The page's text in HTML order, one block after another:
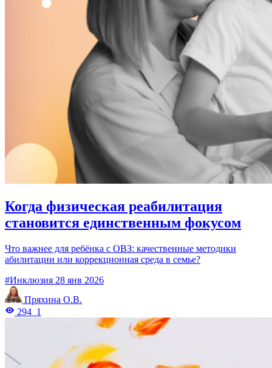
Когда физическая реабилитация
становится единственным фокусом
Что важнее для ребёнка с ОВЗ: качественные методики
абилитации или коррекционная среда в семье?
#Инклюзия 28 янв 2026
Пряхина О.В.
294 1